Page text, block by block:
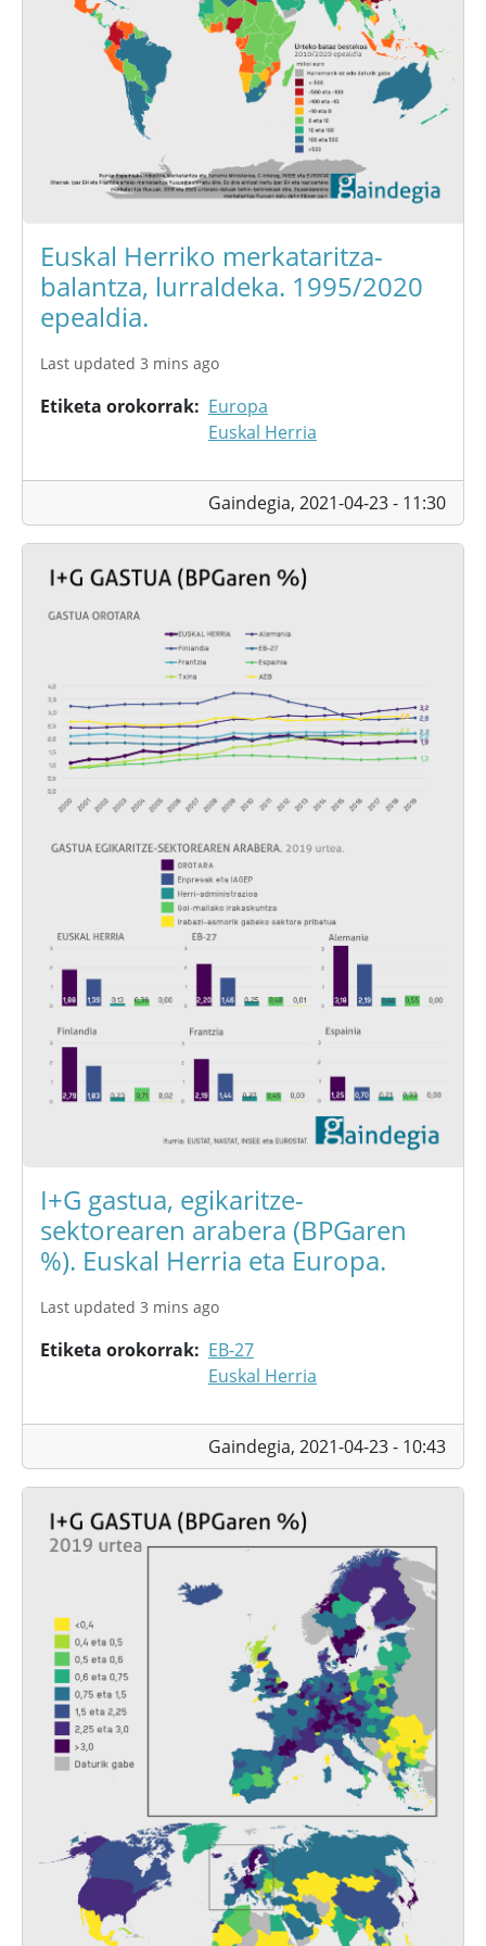
Euskal Herriko merkataritza-
balantza, lurraldeka. 1995/2020
epealdia.
Last updated 3 mins ago
Etiketa orokorrak
Europa
Euskal Herria
Gaindegia, 2021-04-23 - 11:30
I+G gastua, egikaritze-
sektorearen arabera (BPGaren
%). Euskal Herria eta Europa.
Last updated 3 mins ago
Etiketa orokorrak
EB-27
Euskal Herria
Gaindegia, 2021-04-23 - 10:43